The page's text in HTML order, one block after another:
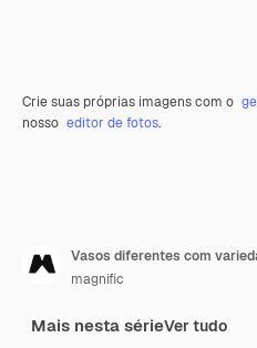
Crie suas próprias imagens com o
nosso editor de fotos.
Vasos diferentes com
magnific
Mais nesta sérieVer tudo